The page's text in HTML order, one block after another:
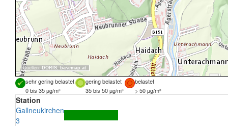
Quellen: DORIS, basemap.at
sehr gering belastet gering belastet
belastet
0 bis 35 µg/m³
35 bis 50 µg/m³ > 50 µg/m³
Station
Gallneukirchen
3